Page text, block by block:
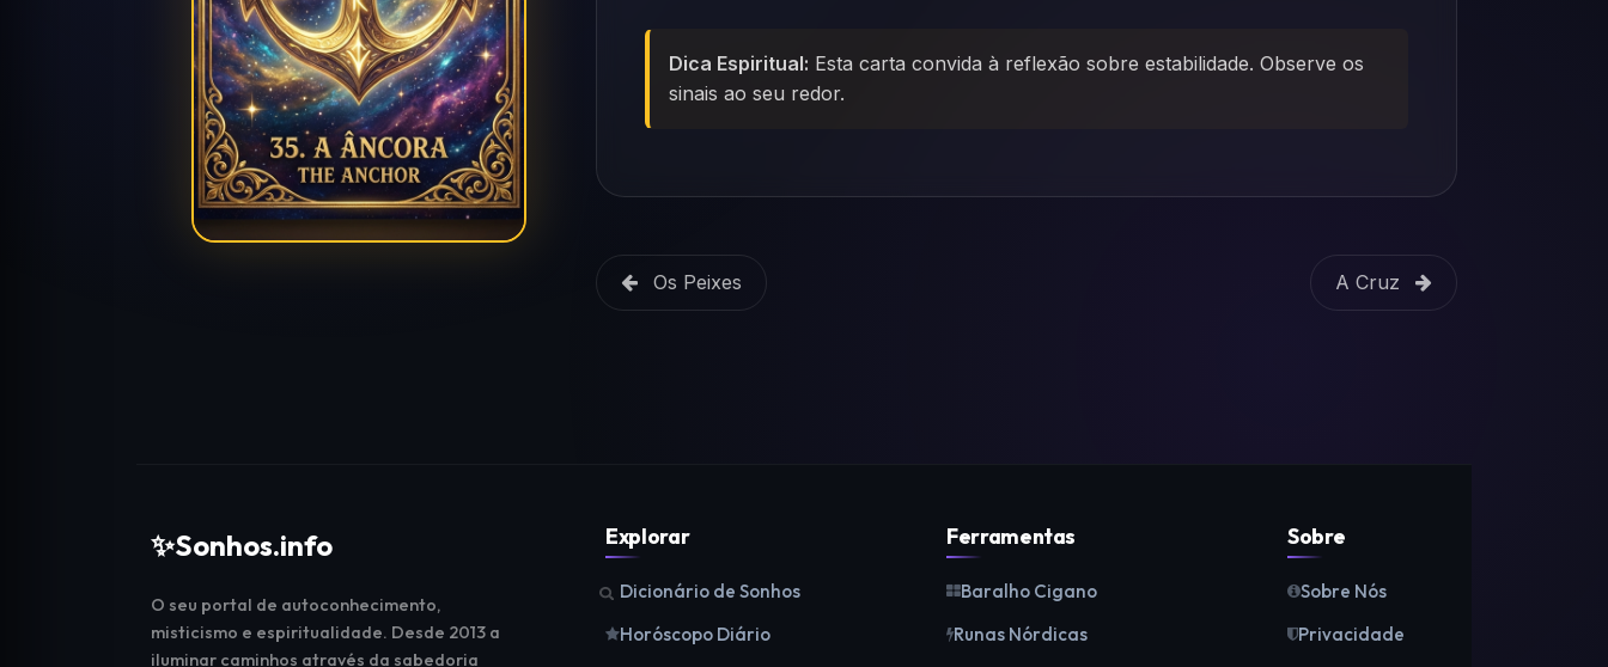
Dica Espiritual: Esta carta convida à reflexão sobre estabilidade. Observe os
sinais ao seu redor.
Os Peixes A Cruz
✨Sonhos.info
O seu portal de autoconhecimento,
misticismo e espiritualidade. Desde 2013 a
iluminar caminhos através da sabedoria
Explorar
Dicionário de Sonhos
Horóscopo Diário
Ferramentas
Baralho Cigano
Runas Nórdicas
Sobre
Sobre Nós
Privacidade